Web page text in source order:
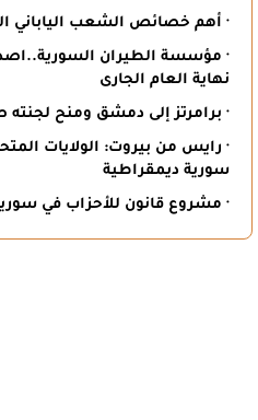
· أهم خصائص الشعب الياباني
· مؤسسة الطيران
نهاية العام الجارى
· برامرتز إلى دمشق ومنح لجنته
· رايس من بيروت: الولايات
سورية ديمقراطية
· مشروع قانون للأحزاب في